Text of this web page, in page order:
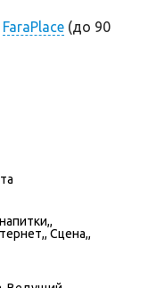
FaraPlace (до 90
Сцена,,